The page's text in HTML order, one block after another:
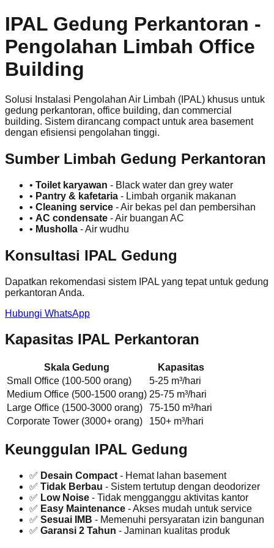
IPAL Gedung Perkantoran -
Pengolahan Limbah Office
Building
Solusi Instalasi Pengolahan Air Limbah (IPAL) khusus untuk
gedung perkantoran, office building, dan commercial
building. Sistem dirancang compact untuk area basement
dengan efisiensi pengolahan tinggi.
Sumber Limbah Gedung Perkantoran
• Toilet karyawan - Black water dan grey water
• Pantry & kafetaria - Limbah organik makanan
• Cleaning service - Air bekas pel dan pembersihan
• AC condensate - Air buangan AC
• Musholla - Air wudhu
Konsultasi IPAL Gedung
Dapatkan rekomendasi sistem IPAL yang tepat untuk gedung
perkantoran Anda.
Hubungi WhatsApp
Kapasitas IPAL Perkantoran
Skala Gedung
Kapasitas
Small Office (100-500 orang)
5-25 m³/hari
Medium Office (500-1500 orang) 25-75 m³/hari
Large Office (1500-3000 orang)
75-150 m³/hari
Corporate Tower (3000+ orang)
150+ m³/hari
Keunggulan IPAL Gedung
✅ Desain Compact - Hemat lahan basement
✅ Tidak Berbau - Sistem tertutup dengan deodorizer
✅ Low Noise - Tidak mengganggu aktivitas kantor
✅ Easy Maintenance - Akses mudah untuk service
✅ Sesuai IMB - Memenuhi persyaratan izin bangunan
✅ Garansi 2 Tahun - Jaminan kualitas produk